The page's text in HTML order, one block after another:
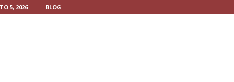
5, 2026 BLOG